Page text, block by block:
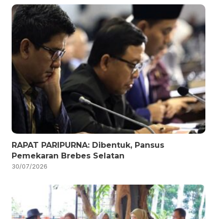
RAPAT PARIPURNA: Dibentuk, Pansus
Pemekaran Brebes Selatan
30/07/2026